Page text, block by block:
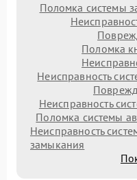
Поломка системы
Поломка
Неисправность
Неисправность
Поломка системы
Неисправность
замыкания